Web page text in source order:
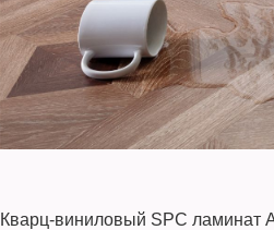
Кварц-виниловый SPC ламинат